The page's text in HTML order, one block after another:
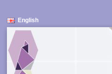
English